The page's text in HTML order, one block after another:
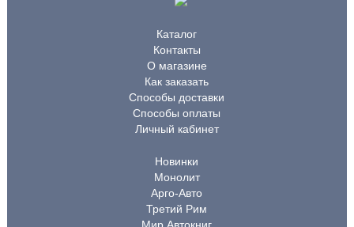
Каталог
Контакты
О магазине
Как заказать
Способы доставки
Способы оплаты
Личный кабинет
Новинки
Монолит
Арго-Авто
Третий Рим